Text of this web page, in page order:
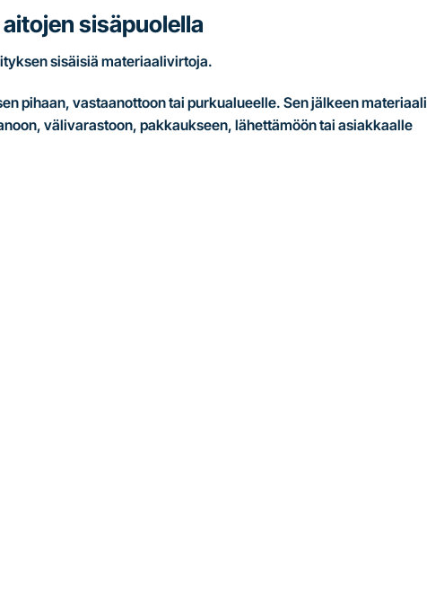
sisäpuolella
sisäisiä materiaalivirtoja.
pihaan, vastaanottoon tai purkualueelle. Sen jälkeen materiaali
välivarastoon, pakkaukseen, lähettämöön tai asiakkaalle